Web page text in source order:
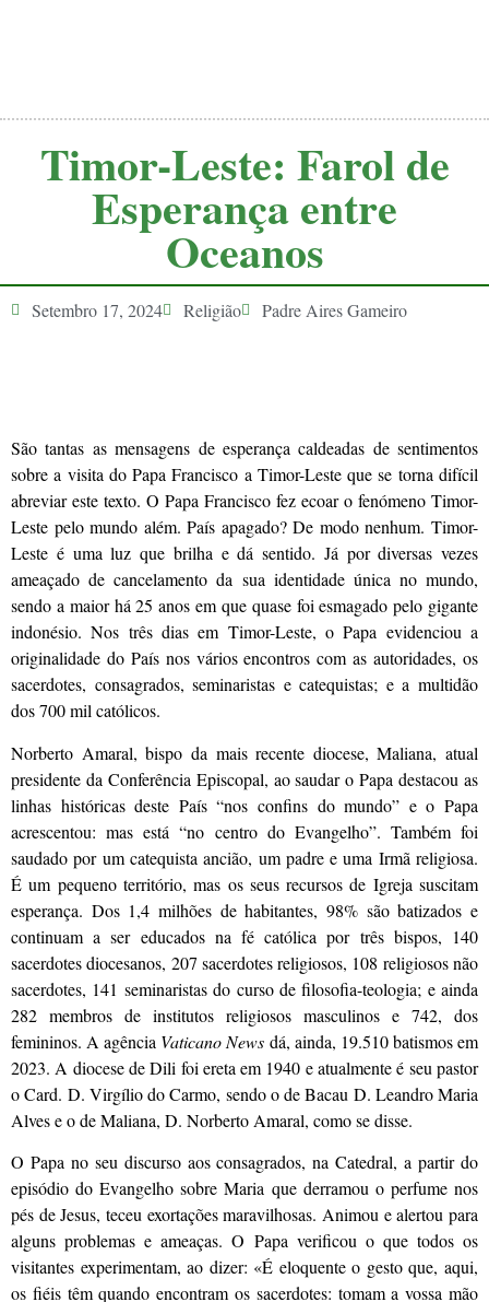
Timor-Leste: Farol de
Esperança entre
Oceanos
Setembro 17, 2024 Religião Padre Aires Gameiro
São tantas as mensagens de esperança caldeadas de sentimentos
sobre a visita do Papa Francisco a Timor-Leste que se torna difícil
abreviar este texto. O Papa Francisco fez ecoar o fenómeno Timor-
Leste pelo mundo além. País apagado? De modo nenhum. Timor-
Leste é uma luz que brilha e dá sentido. Já por diversas vezes
ameaçado de cancelamento da sua identidade única no mundo,
sendo a maior há 25 anos em que quase foi esmagado pelo gigante
indonésio. Nos três dias em Timor-Leste, o Papa evidenciou a
originalidade do País nos vários encontros com as autoridades, os
sacerdotes, consagrados, seminaristas e catequistas; e a multidão
dos 700 mil católicos.
Norberto Amaral, bispo da mais recente diocese, Maliana, atual
presidente da Conferência Episcopal, ao saudar o Papa destacou as
linhas históricas deste País “nos confins do mundo” e o Papa
acrescentou: mas está “no centro do Evangelho”. Também foi
saudado por um catequista ancião, um padre e uma Irmã religiosa.
É um pequeno território, mas os seus recursos de Igreja suscitam
esperança. Dos 1,4 milhões de habitantes, 98% são batizados e
continuam a ser educados na fé católica por três bispos, 140
sacerdotes diocesanos, 207 sacerdotes religiosos, 108 religiosos não
sacerdotes, 141 seminaristas do curso de filosofia-teologia; e ainda
282 membros de institutos religiosos masculinos e 742, dos
femininos. A agência Vaticano News dá, ainda, 19.510 batismos em
2023. A diocese de Dili foi ereta em 1940 e atualmente é seu pastor
o Card. D. Virgílio do Carmo, sendo o de Bacau D. Leandro Maria
Alves e o de Maliana, D. Norberto Amaral, como se disse.
O Papa no seu discurso aos consagrados, na Catedral, a partir do
episódio do Evangelho sobre Maria que derramou o perfume nos
pés de Jesus, teceu exortações maravilhosas. Animou e alertou para
alguns problemas e ameaças. O Papa verificou o que todos os
visitantes experimentam, ao dizer: «É eloquente o gesto que, aqui,
os fiéis têm quando encontram os sacerdotes: tomam a vossa mão